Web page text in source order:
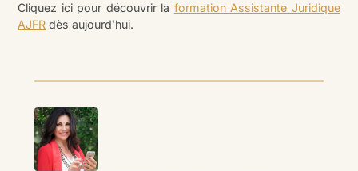
Cliquez ici pour découvrir la formation Assistante Juridique
AJFR dès aujourd’hui.